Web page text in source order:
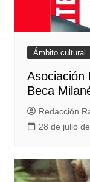
Ámbito cultural
Asociación
Beca
Redacción
28 de julio